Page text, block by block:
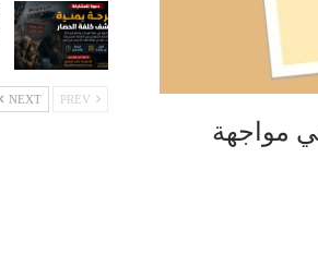
مواجهة
NEXT